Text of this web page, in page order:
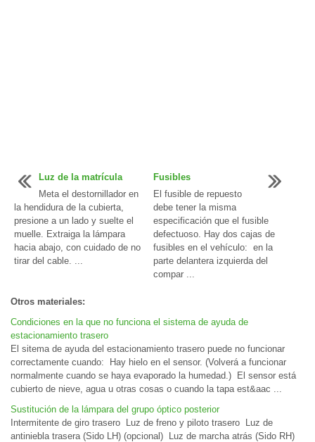
Luz de la matrícula
Meta el destornillador en
la hendidura de la cubierta,
presione a un lado y suelte el
muelle. Extraiga la lámpara
hacia abajo, con cuidado de no
tirar del cable. ...
Fusibles
El fusible de repuesto
debe tener la misma
especificación que el fusible
defectuoso. Hay dos cajas de
fusibles en el vehículo: en la
parte delantera izquierda del
compar ...
Otros materiales:
Condiciones en la que no funciona el sistema de ayuda de
estacionamiento trasero
El sitema de ayuda del estacionamiento trasero puede no funcionar
correctamente cuando: Hay hielo en el sensor. (Volverá a funcionar
normalmente cuando se haya evaporado la humedad.) El sensor está
cubierto de nieve, agua u otras cosas o cuando la tapa est&aac ...
Sustitución de la lámpara del grupo óptico posterior
Intermitente de giro trasero Luz de freno y piloto trasero Luz de
antiniebla trasera (Sido LH) (opcional) Luz de marcha atrás (Sido RH)